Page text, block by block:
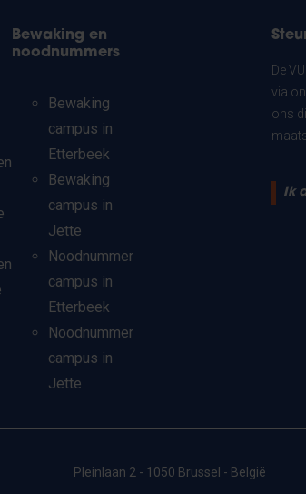
Bewaking en
noodnummers
Bewaking
campus in
Etterbeek
Bewaking
campus in
Jette
Noodnummer
campus in
Etterbeek
Noodnummer
campus in
Jette
De
via
ons
Ik
Pleinlaan 2 - 1050 Brussel - België